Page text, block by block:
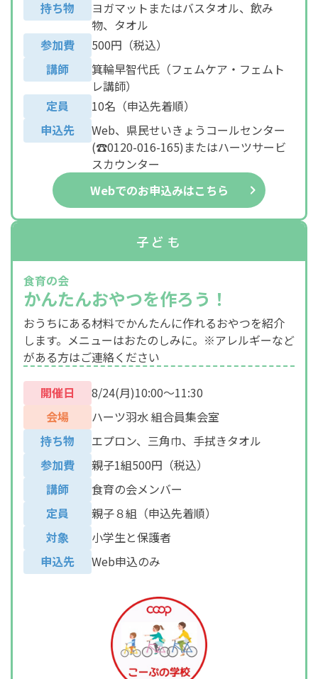
持ち物
ヨガマットまたはバスタオル、飲み
物、タオル
参加費
500円（税込）
講師
箕輪早智代氏（フェムケア・フェムト
レ講師）
定員
10名（申込先着順）
申込先
Web、県民せいきょうコールセンター
(☎0120-016-165)またはハーツサービ
スカウンター
Webでのお申込みはこちら
子ども
食育の会
かんたんおやつを作ろう！
おうちにある材料でかんたんに作れるおやつを紹介
します。メニューはおたのしみに。※アレルギーなど
がある方はご連絡ください
開催日
8/24(月)10:00～11:30
会場
ハーツ羽水 組合員集会室
持ち物
エプロン、三角巾、手拭きタオル
参加費
親子1組500円（税込）
講師
食育の会メンバー
定員
親子８組（申込先着順）
対象
小学生と保護者
申込先
Web申込のみ